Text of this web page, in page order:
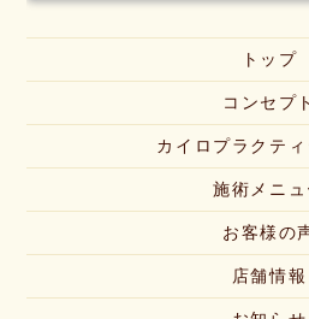
トップ
コンセプト
カイロプラクテ
施術メニュ
お客様の
店舗情報